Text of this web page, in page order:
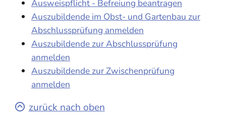
Ausweispflicht - Befreiung beantragen
Auszubildende im Obst- und Gartenbau zur
Abschlussprüfung anmelden
Auszubildende zur Abschlussprüfung
anmelden
Auszubildende zur Zwischenprüfung
anmelden
zurück nach oben